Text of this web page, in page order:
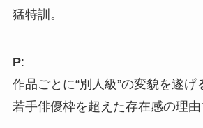
猛特訓。
P:
作品ごとに“別人級”の変貌を遂げ
若手俳優枠を超えた存在感の理由